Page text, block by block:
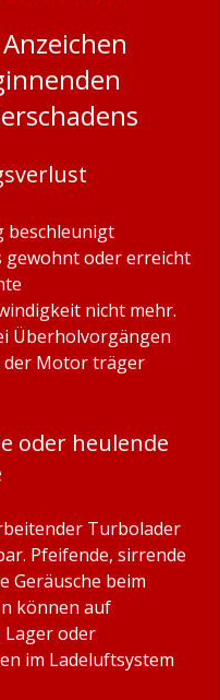
beschleunigt
gewohnt oder erreicht
nicht mehr.
Überholvorgängen
der Motor träger
oder heulende
Turbolader
Pfeifende, sirrende
Geräusche beim
können auf
Lager oder
im Ladeluftsystem